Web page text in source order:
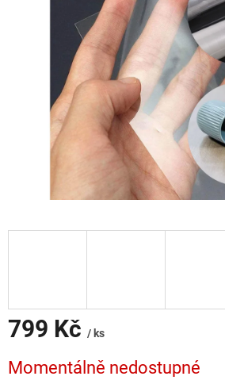
799 Kč / ks
cena:
Momentálně nedostupné